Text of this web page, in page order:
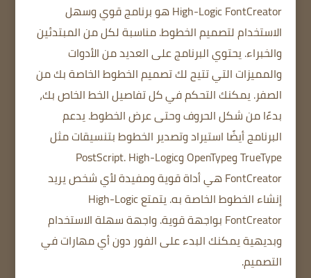
High-Logic FontCreator هو برنامج قوي وسهل
الاستخدام لتصميم الخطوط.مناسبة لكل من المبتدئين
والخبراء.يحتوي البرنامج على العديد من الأدوات
والمميزات التي تتيح لك تصميم الخطوط الخاصة بك من
الصفر.يمكنك التحكم في كل تفاصيل الخط الخاص بك،
بدءًا من شكل الحروف وحتى عرض الخطوط.يدعم
البرنامج أيضًا استيراد وتصدير الخطوط بتنسيقات مثل
TrueType وOpenType وPostScript.
High-Logic
FontCreator هي أداة قوية ومفيدة لأي شخص يريد
إنشاء الخطوط الخاصة به.
يتمتع High-Logic
FontCreator بواجهة قوية.
واجهة سهلة الاستخدام
وبديهيةيمكنك البدء على الفور دون أي مهارات في
التصميم.